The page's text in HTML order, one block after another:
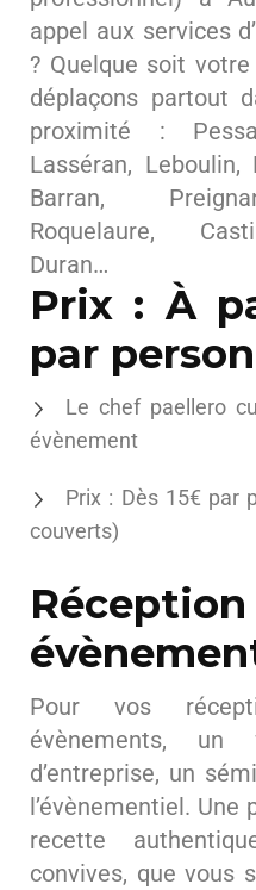
appel aux services
? Quelque soit
déplaçons partout
proximité :
Lasséran,
Barran,
Roquelaure,
Duran…
Prix : À
par
Le chef paellero
évènement
Prix : Dès 15€ par
couverts)
Pour vos
évènements, un
d’entreprise, un
l’évènementiel. Une
recette
convives, que vous